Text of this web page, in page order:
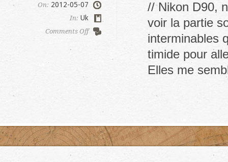
On: 2012-05-07
In: Uk
Comments Offon
// Nikon D90,
voir la partie
interminables
timide pour
Elles me